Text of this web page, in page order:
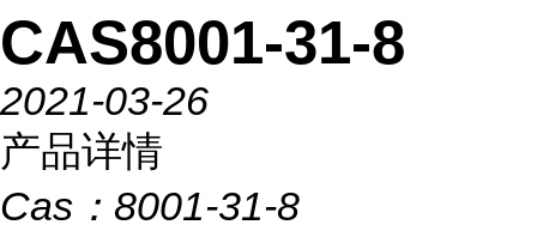
CAS8001-31-8
2021-03-26
产品详情
Cas： 8001-31-8